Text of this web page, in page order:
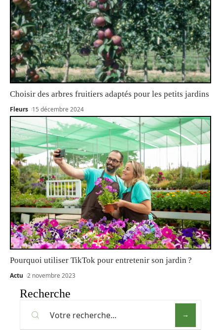
Choisir des arbres fruitiers adaptés pour les petits jardins
Fleurs 15 décembre 2024
Pourquoi utiliser TikTok pour entretenir son jardin ?
Actu 2 novembre 2023
Recherche